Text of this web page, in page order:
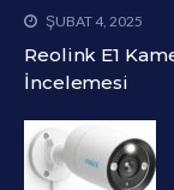
ŞUBAT 4, 2025
Reolink E1
İncelemesi